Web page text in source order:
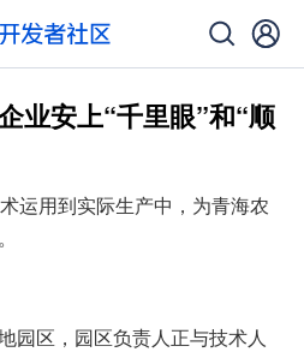
安上“千里眼”和“顺
运用到实际生产中，为青海农
园区，园区负责人正与技术人